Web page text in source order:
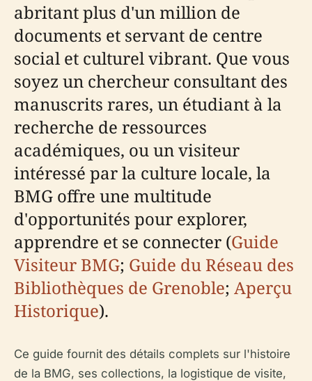
abritant plus d'un million de
documents et servant de centre
social et culturel vibrant. Que vous
soyez un chercheur consultant des
manuscrits rares, un étudiant à la
recherche de ressources
académiques, ou un visiteur
intéressé par la culture locale, la
BMG offre une multitude
d'opportunités pour explorer,
apprendre et se connecter (Guide
Visiteur BMG; Guide du Réseau des
Bibliothèques de Grenoble; Aperçu
Historique).
Ce guide fournit des détails complets sur l'histoire
de la BMG, ses collections, la logistique de visite,